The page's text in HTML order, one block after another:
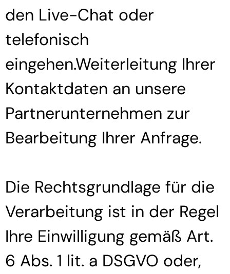
den Live-Chat oder
telefonisch
eingehen.Weiterleitung Ihrer
Kontaktdaten an unsere
Partnerunternehmen zur
Bearbeitung Ihrer Anfrage.
Die Rechtsgrundlage für die
Verarbeitung ist in der Regel
Ihre Einwilligung gemäß Art.
6 Abs. 1 lit. a DSGVO oder,